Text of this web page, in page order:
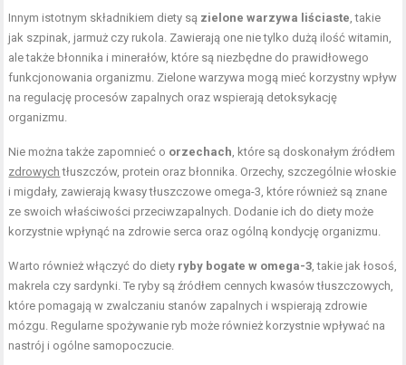
Innym istotnym składnikiem diety są zielone warzywa liściaste, takie
jak szpinak, jarmuż czy rukola. Zawierają one nie tylko dużą ilość witamin,
ale także błonnika i minerałów, które są niezbędne do prawidłowego
funkcjonowania organizmu. Zielone warzywa mogą mieć korzystny wpływ
na regulację procesów zapalnych oraz wspierają detoksykację
organizmu.
Nie można także zapomnieć o orzechach, które są doskonałym źródłem
zdrowych tłuszczów, protein oraz błonnika. Orzechy, szczególnie włoskie
i migdały, zawierają kwasy tłuszczowe omega-3, które również są znane
ze swoich właściwości przeciwzapalnych. Dodanie ich do diety może
korzystnie wpłynąć na zdrowie serca oraz ogólną kondycję organizmu.
Warto również włączyć do diety ryby bogate w omega-3, takie jak łosoś,
makrela czy sardynki. Te ryby są źródłem cennych kwasów tłuszczowych,
które pomagają w zwalczaniu stanów zapalnych i wspierają zdrowie
mózgu. Regularne spożywanie ryb może również korzystnie wpływać na
nastrój i ogólne samopoczucie.